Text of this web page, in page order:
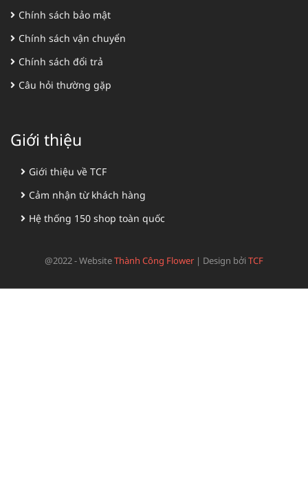
Chính sách bảo mật
Chính sách vận chuyển
Chính sách đổi trả
Câu hỏi thường gặp
Giới thiệu
Giới thiệu về TCF
Cảm nhận từ khách hàng
Hệ thống 150 shop toàn quốc
@2022 - WebsiteThành Công Flower | Design bởiTCF